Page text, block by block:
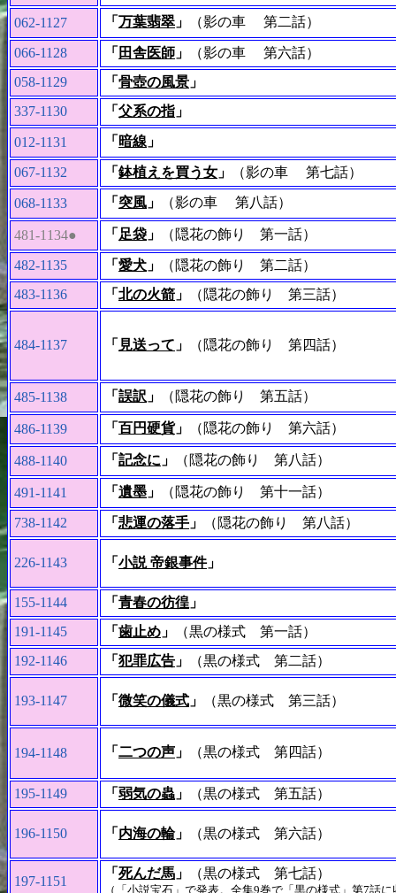
062-1127 「 万葉翡翠 」 （影の車 第二話）
066-1128 「 田舎医師 」
（影の車 第六話）
058-1129
「 骨壺の風景 」
337-1130
「 父系の指 」
012-1131 「 暗線 」
067-1132 「 鉢植えを買う女 」 （影の車 第七話）
068-1133 「 突風 」 （影の車 第八話）
481-1134● 「 足袋 」 （隠花の飾り 第一話）
482-1135 「 愛犬 」
（隠花の飾り 第二話）
483-1136
「 北の火箭 」 （隠花の飾り 第三話）
484-1137 「 見送って 」 （隠花の飾り 第四話）
485-1138 「 誤訳 」 （隠花の飾り 第五話）
486-1139 「 百円硬貨」 （隠花の飾り 第六話）
488-1140 「 記念に 」 （隠花の飾り 第八話）
491-1141 「 遺墨 」 （隠花の飾り 第十一話）
738-1142 「 悲運の落手 」 （隠花の飾り 第八話）
226-1143 「 小説 帝銀事件」
155-1144 「 青春の彷徨 」
191-1145
「 歯止め 」
（黒の様式 第一話）
192-1146
「 犯罪広告 」 （黒の様式 第二話）
193-1147 「 微笑の儀式 」 （黒の様式 第三話）
194-1148 「 二つの声 」 （黒の様式 第四話）
195-1149 「 弱気の蟲 」 （黒の様式 第五話）
196-1150 「 内海の輪」 （黒の様式 第六話）
197-1151
「 死んだ馬 」 （黒の様式 第七話）
（「小説宝石」で発表。全集9巻で「黒の様式」第7話に